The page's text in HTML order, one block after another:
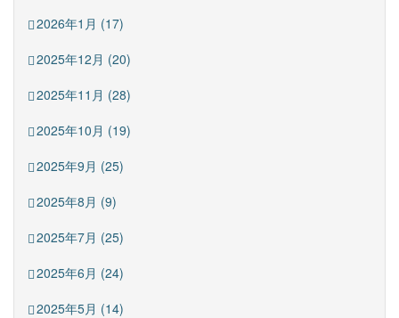
2026年1月 (17)
2025年12月 (20)
2025年11月 (28)
2025年10月 (19)
2025年9月 (25)
2025年8月 (9)
2025年7月 (25)
2025年6月 (24)
2025年5月 (14)